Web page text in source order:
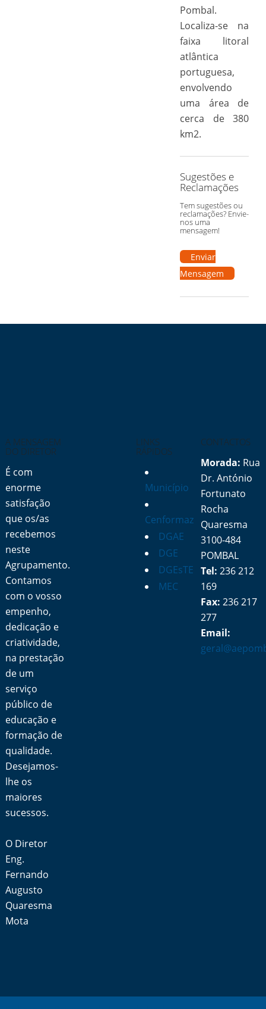
Pombal.
Localiza-se na
faixa litoral
atlântica
portuguesa,
envolvendo
uma área de
cerca de 380
km2.
Sugestões e
Reclamações
Tem sugestões ou
reclamações? Envie-
nos uma
mensagem!
Enviar
Mensagem
A MENSAGEM
DO DIRETOR
É com
enorme
satisfação
que os/as
recebemos
neste
Agrupamento.
Contamos
com o vosso
empenho,
dedicação e
criatividade,
na prestação
de um
serviço
público de
educação e
formação de
qualidade.
Desejamos-
lhe os
maiores
sucessos.
O Diretor
Eng.
Fernando
Augusto
Quaresma
Mota
LINKS
RÁPIDOS
Município
Cenformaz
DGAE
DGE
DGEsTE
MEC
CONTACTOS
Morada: Rua
Dr. António
Fortunato
Rocha
Quaresma
3100-484
POMBAL
Tel: 236 212
169
Fax: 236 217
277
Email: